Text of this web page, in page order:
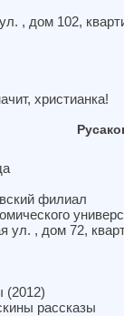
, дом 102,
христианка!
филиал
ул. , дом 72,
(2012)
рассказы